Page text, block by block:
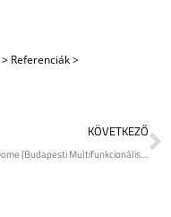
> Referenciák>
KÖVETKEZŐ
MVM Dome (Budapesti Multifunkcionális Sportcsarnok)